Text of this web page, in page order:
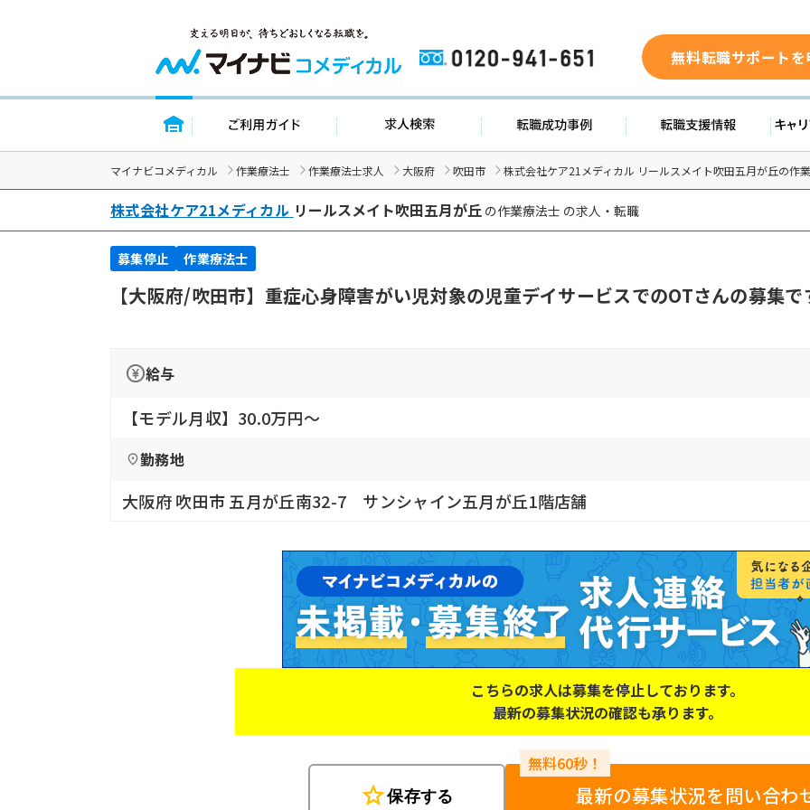
0120-941-651 無料転職サポート
トップページ ご利用ガイド 求人検索 転職成功事例 転職支
マイナビコメディカル 作業療法士 作業療法士求人 大阪府 吹田市 株式会社ケア21メディカル リールスメイト吹田五月が丘の作
株式会社ケア21メディカル リールスメイト吹田五月が丘の作業療法士 の求人・転職
募集停止 作業療法士
【大阪府/吹田市】重症心身障害がい児対象の児童デイサービスでのOTさんの募集
給与
【モデル月収】30.0万円〜
勤務地
大阪府 吹田市 五月が丘南32-7 サンシャイン五月が丘1階店舗
こちらの求人は募集を停止しております。
最新の募集状況の確認も承ります。
star保存する 最新の募集状況を問い合わ